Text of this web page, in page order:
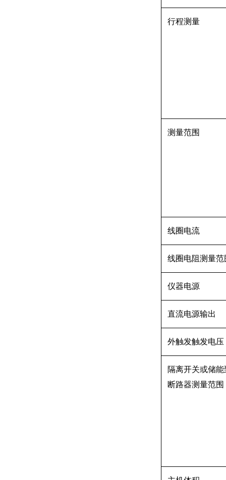
行程测量
测量范围
线圈电流
线圈电阻测量范
仪器电源
直流电源输出
外触发触发电压
隔离开关或储能
断路器测量范围